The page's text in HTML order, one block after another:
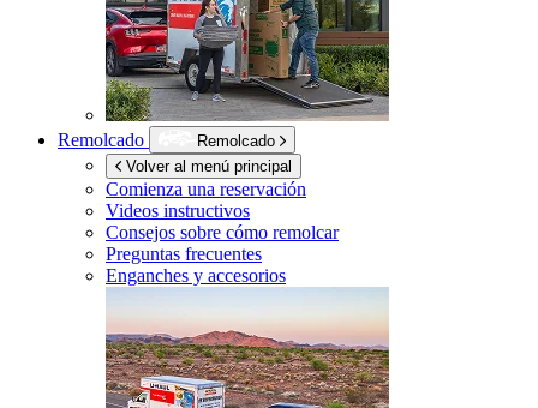
Remolcado
Remolcado
Volver al menú principal
Comienza una reservación
Videos instructivos
Consejos sobre cómo remolcar
Preguntas frecuentes
Enganches y accesorios